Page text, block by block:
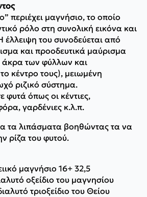
περιέχει μαγνήσιο, το οποίο
ρόλο στη συνολική εικόνα και
έλλειψη του συνοδεύεται από
και προοδευτικά μαύρισμα
άκρα των φύλλων και
κέντρο τους), μειωμένη
ριζικό σύστημα.
φυτά όπως οι κέντιες,
γαρδένιες κ.λ.π.
τα λιπάσματα βοηθώντας τα να
ρίζα του φυτού.
μαγνήσιο 16+ 32,5
οξείδιο του μαγνησίου
τριοξείδιο του Θείου